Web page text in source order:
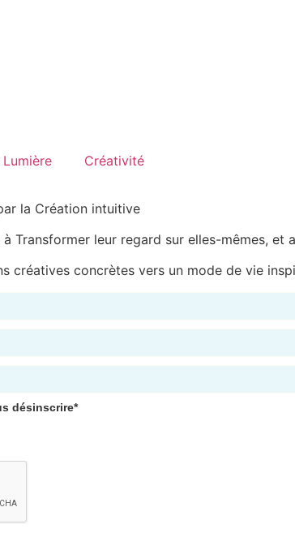
Créativité
la Création intuitive
Transformer leur regard sur elles-mêmes, et
créatives concrètes vers un mode de vie
désinscrire*